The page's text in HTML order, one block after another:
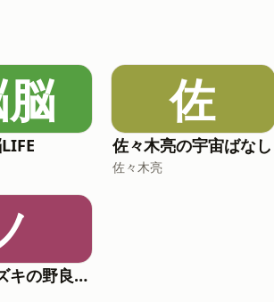
佐
佐々木亮の宇宙ばなし
佐々木亮
ノダ☆カズキの野良歩き〜自然の面白さを聴く